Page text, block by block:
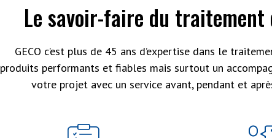
Le savoir-faire du traitement
GECO c’est plus de 45 ans d’expertise dans le
produits performants et fiables mais surtout un
votre projet avec un service avant, pendant et